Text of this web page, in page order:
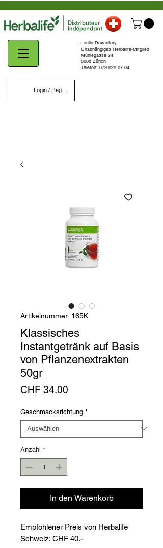
Login / Register
Joelle Devantery
Unabhängiges Herbalife-Mitglied
Mühlegasse 34
8008 Zürich
Telefon: 079 628 67 04
Artikelnummer: 165K
Klassisches
Instantgetränk auf Basis
von Pflanzenextrakten
50gr
CHF 34.00
Geschmacksrichtung *
Anzahl *
In den Warenkorb
Empfohlener Preis von Herbalife
Schweiz: CHF 40.-